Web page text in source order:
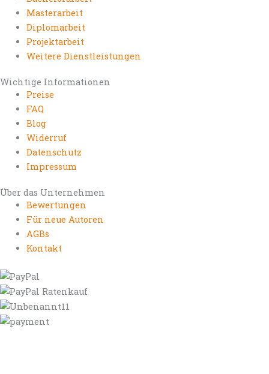
Masterarbeit
Diplomarbeit
Projektarbeit
Weitere Dienstleistungen
Wichtige Informationen
Preise
FAQ
Blog
Widerruf
Datenschutz
Impressum
Über das Unternehmen
Bewertungen
Für neue Autoren
AGBs
Kontakt